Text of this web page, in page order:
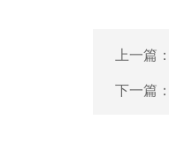
上一篇
下一篇